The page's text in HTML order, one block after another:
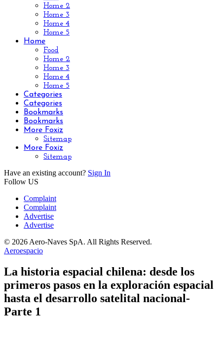
Home 2
Home 3
Home 4
Home 5
Home
Food
Home 2
Home 3
Home 4
Home 5
Categories
Categories
Bookmarks
Bookmarks
More Foxiz
Sitemap
More Foxiz
Sitemap
Have an existing account? Sign In
Follow US
Complaint
Complaint
Advertise
Advertise
© 2026 Aero-Naves SpA. All Rights Reserved.
Aeroespacio
La historia espacial chilena: desde los
primeros pasos en la exploración espacial
hasta el desarrollo satelital nacional-
Parte 1